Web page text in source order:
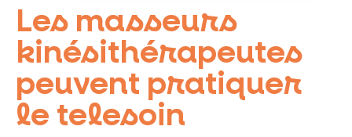
Les masseurs
kinésithérapeutes
peuvent pratiquer
le telesoin